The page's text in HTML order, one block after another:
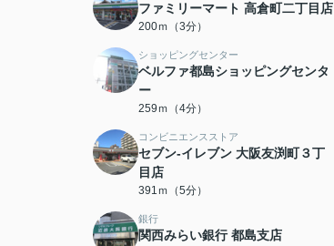
ファミリーマート 高倉町二丁目店
200ｍ（3分）
ショッピングセンター
ベルファ都島ショッピングセンタ
ー
259ｍ（4分）
コンビニエンスストア
セブン-イレブン 大阪友渕町３丁
目店
391ｍ（5分）
銀行
関西みらい銀行 都島支店